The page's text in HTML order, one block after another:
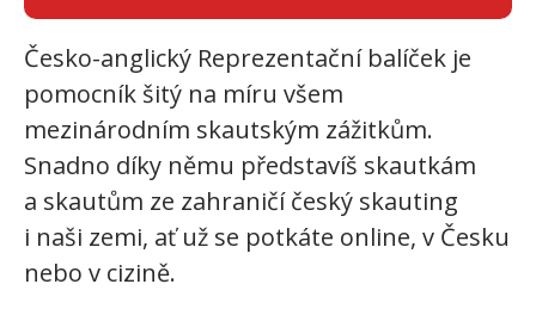
Česko-anglický Reprezentační balíček je
pomocník šitý na míru všem
mezinárodním skautským zážitkům.
Snadno díky němu představíš skautkám
a skautům ze zahraničí český skauting
i naši zemi, ať už se potkáte online, v Česku
nebo v cizině.